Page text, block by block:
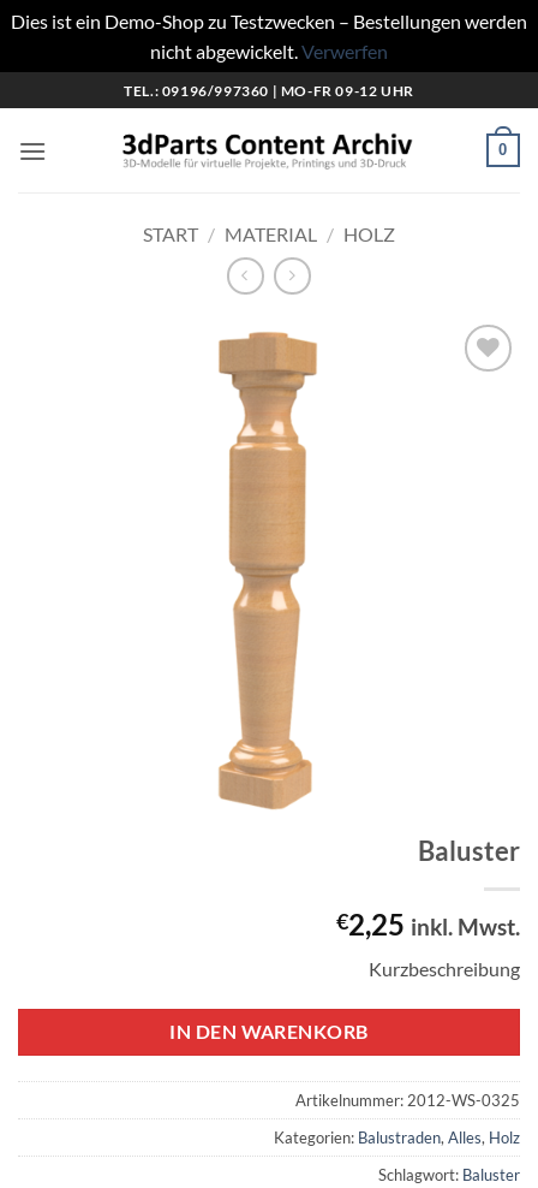
Dies ist ein Demo-Shop zu Testzwecken – Bestellungen werden
nicht abgewickelt.Verwerfen
Inhalt
springen
TEL.: 09196/997360 | MO-FR 09-12 UHR
0
START / MATERIAL / HOLZ
Baluster
€2,25 inkl. Mwst.
Kurzbeschreibung
IN DEN WARENKORB
Artikelnummer: 2012-WS-0325
Kategorien: Balustraden, Alles, Holz
Schlagwort: Baluster